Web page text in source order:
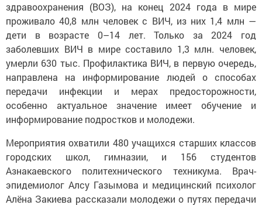
здравоохранения (ВОЗ), на конец 2024 года в мире
проживало 40,8 млн человек с ВИЧ, из них 1,4 млн —
дети в возрасте 0–14 лет. Только за 2024 год
заболевших ВИЧ в мире составило 1,3 млн. человек,
умерли 630 тыс. Профилактика ВИЧ, в первую очередь,
направлена на информирование людей о способах
передачи инфекции и мерах предосторожности,
особенно актуальное значение имеет обучение и
информирование подростков и молодежи.
Мероприятия охватили 480 учащихся старших классов
городских школ, гимназии, и 156 студентов
Азнакаевского политехнического техникума. Врач-
эпидемиолог Алсу Газымова и медицинский психолог
Алёна Закиева рассказали молодежи о путях передачи